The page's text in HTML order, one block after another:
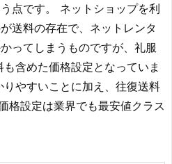
点です。 ネットショップを利
送料の存在で、ネットレンタ
ってしまうものですが、礼服
含めた価格設定となっていま
やすいことに加え、往復送料
格設定は業界でも最安値クラス